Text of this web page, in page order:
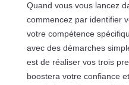
Quand vous vous lancez
commencez par identifier
votre compétence
avec des démarches
est de réaliser vos trois
boostera votre confiance